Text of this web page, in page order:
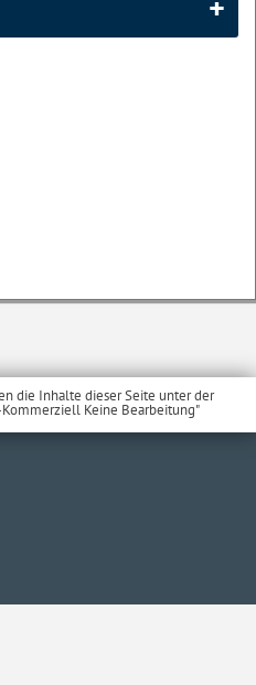
die Inhalte dieser Seite unter der